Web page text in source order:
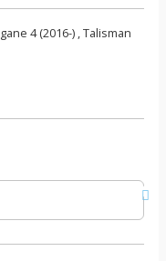
4 (2016-) ,Talisman